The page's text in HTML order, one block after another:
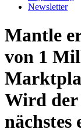
Newsletter
Mantle
von 1
Wird der
nächstes